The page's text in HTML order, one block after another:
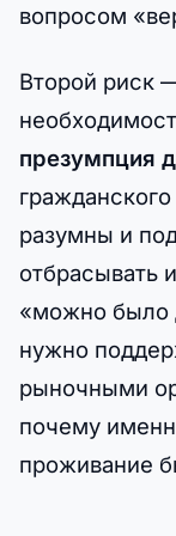
вопросом
Второй риск
презумпция
разумны и
отбрасывать
«можно было
нужно
рыночными
почему
проживание